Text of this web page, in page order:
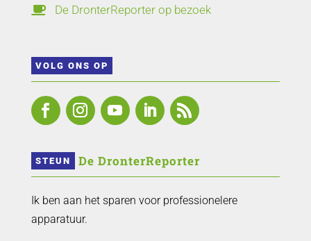
 De DronterReporter op bezoek
VOLG ONS OP
STEUN De DronterReporter
Ik ben aan het sparen voor professionelere
apparatuur.